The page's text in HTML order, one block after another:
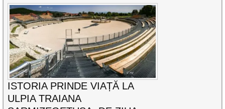
ISTORIA PRINDE VIAȚĂ LA
ULPIA TRAIANA